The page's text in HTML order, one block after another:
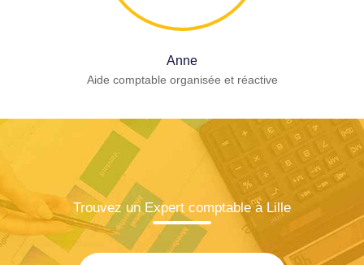
Anne
Aide comptable organisée et réactive
Trouvez un Expert comptable à Lille